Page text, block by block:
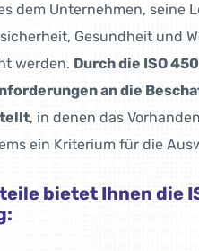
dem Unternehmen, seine
Gesundheit und
werden. Durch die ISO
an die
, in denen das
ein Kriterium für die
bietet Ihnen die